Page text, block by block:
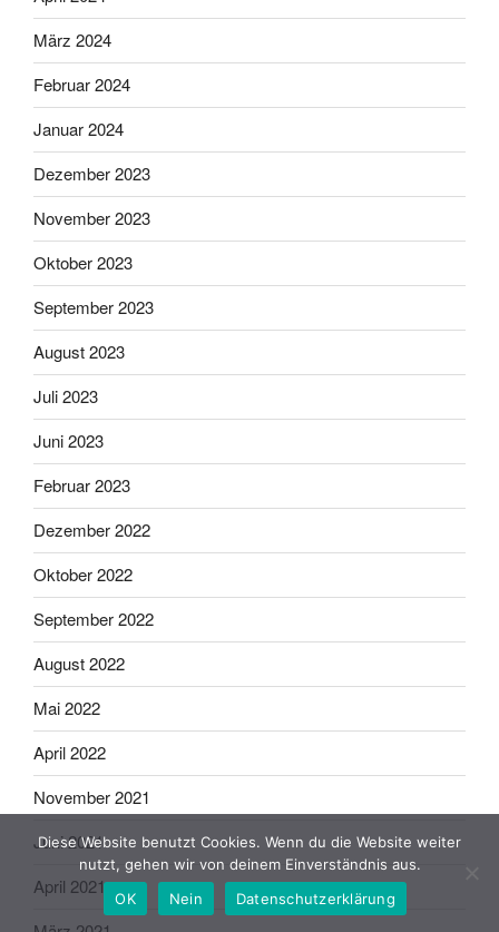
März 2024
Februar 2024
Januar 2024
Dezember 2023
November 2023
Oktober 2023
September 2023
August 2023
Juli 2023
Juni 2023
Februar 2023
Dezember 2022
Oktober 2022
September 2022
August 2022
Mai 2022
April 2022
November 2021
Juni 2021
April 2021
Diese Website benutzt Cookies. Wenn du die Website weiter
nutzt, gehen wir von deinem Einverständnis aus.
OK
Nein Datenschutzerklärung